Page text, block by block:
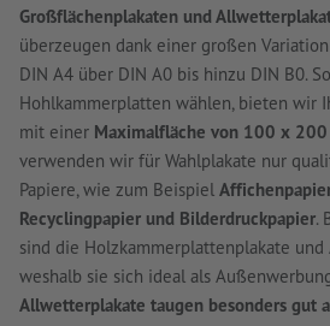
Großflächenplakaten und
überzeugen dank einer großen
DIN A4 über DIN A0 bis hinzu DIN B0.
Hohlkammerplatten wählen, bieten wir
mit einer Maximalfläche von 100 x 200
verwenden wir für Wahlplakate nur
Papiere, wie zum Beispiel
Recyclingpapier und Bilderdruckpapier.
sind die Holzkammerplattenplakate
weshalb sie sich ideal als
Allwetterplakate taugen besonders gut